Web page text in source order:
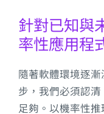
針對已知與
率性應用程
隨著軟體環境逐
步，我們必須認
足夠。以機率性